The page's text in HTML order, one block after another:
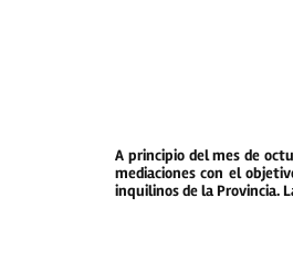
A principio del mes de
mediaciones con el
inquilinos de la Provincia.